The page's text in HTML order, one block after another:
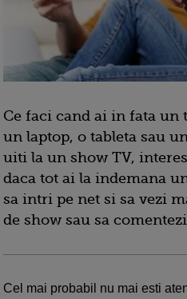
Ce faci cand ai in fata un
un laptop, o tableta sau
uiti la un show TV,
daca tot ai la indemana
sa intri pe net si sa vezi
de show sau sa
Cel mai probabil nu mai esti